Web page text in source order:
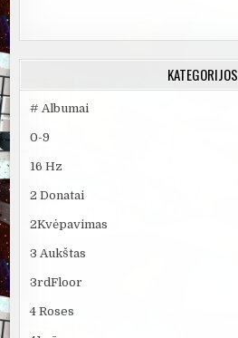
KATEGORIJOS
# Albumai
0-9
16 Hz
2 Donatai
2Kvėpavimas
3 Aukštas
3rdFloor
4 Roses